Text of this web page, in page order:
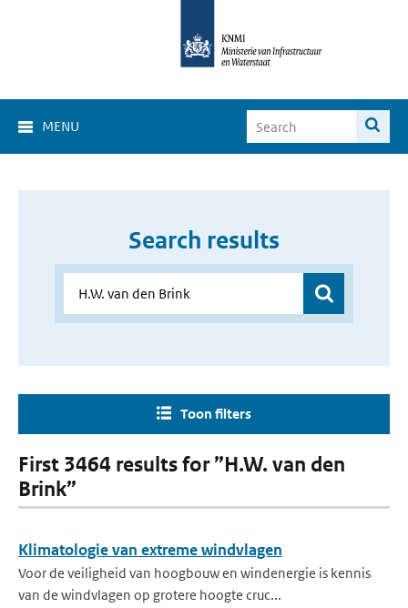
MENU
Search results
Toon filters
First 3464 results for ”H.W. van den
Brink”
Klimatologie van extreme windvlagen
Voor de veiligheid van hoogbouw en windenergie is kennis
van de windvlagen op grotere hoogte cruc...